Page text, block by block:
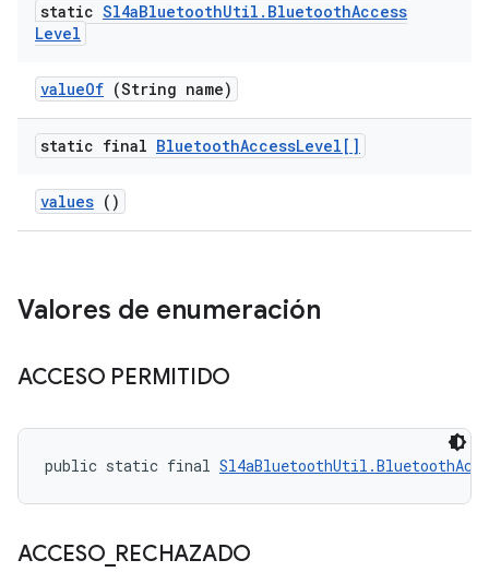
static Sl4aBluetoothUtil . BluetoothAccess
Level
valueOf (String name)
static final BluetoothAccessLevel[]
values ()
Valores de enumeración
ACCESO PERMITIDO
public static final
ACCESO_ RECHAZADO